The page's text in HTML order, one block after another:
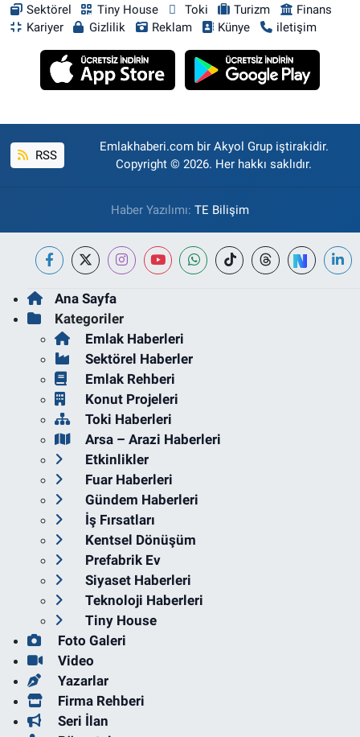
Sektörel
Tiny House Toki Turizm
Finans
Kariyer
Gizlilik Reklam Künye iletişim
RSS
Emlakhaberi.com bir Akyol Grup iştirakidir.
Copyright © 2026. Her hakkı saklıdır.
Haber Yazılımı: TE Bilişim
Ana Sayfa
Kategoriler
Emlak Haberleri
Sektörel Haberler
Emlak Rehberi
Konut Projeleri
Toki Haberleri
Arsa – Arazi Haberleri
Etkinlikler
Fuar Haberleri
Gündem Haberleri
İş Fırsatları
Kentsel Dönüşüm
Prefabrik Ev
Siyaset Haberleri
Teknoloji Haberleri
Tiny House
Foto Galeri
Video
Yazarlar
Firma Rehberi
Seri İlan